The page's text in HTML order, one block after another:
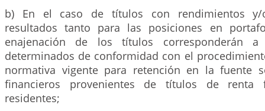
b) En el caso de títulos con rendimientos y/
resultados tanto para las posiciones en
enajenación de los títulos corresponderán a
determinados de conformidad con el
normativa vigente para retención en la fuente
financieros provenientes de títulos de renta
residentes;